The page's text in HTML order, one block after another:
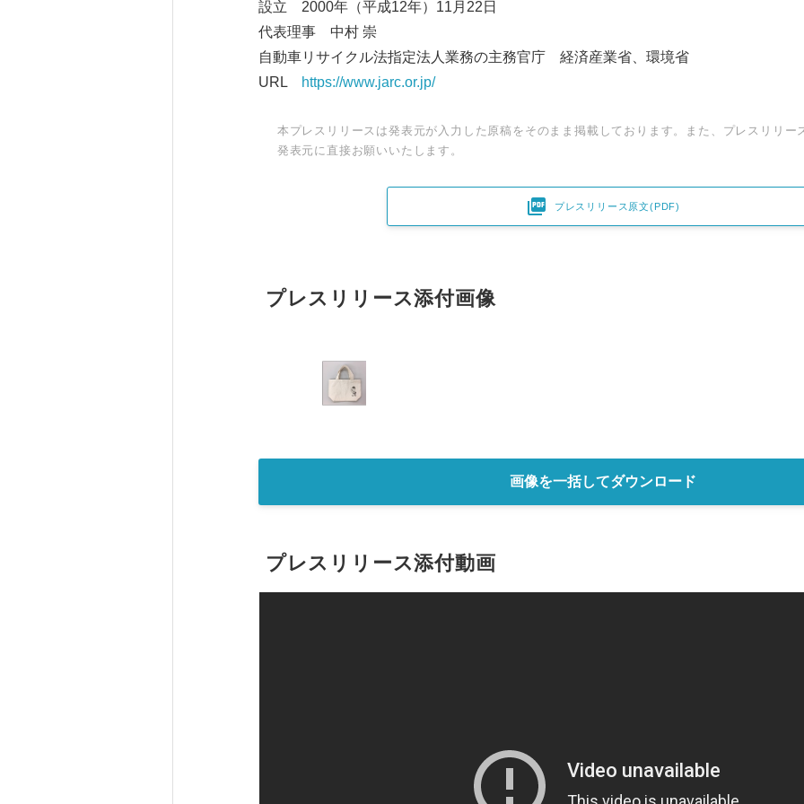
設立 2000年（平成12年）11月22日
代表理事 中村 崇
自動車リサイクル法指定法人業務の主務官庁 経済産業省、環境省
URL
https://www.jarc.or.jp/
本プレスリリースは発表元が入力した原稿をそのまま掲載しております。また、プレスリリー
発表元に直接お願いいたします。
 プレスリリース原文(PDF)
プレスリリース添付画像
画像を一括してダウンロード
プレスリリース添付動画